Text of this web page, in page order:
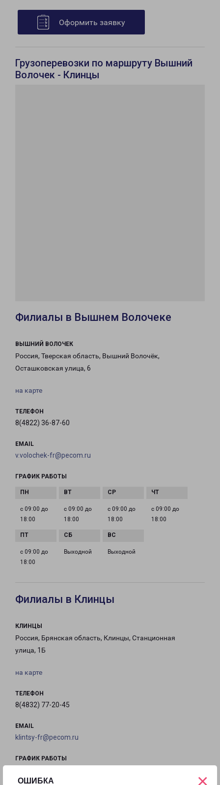
ОШИБКА
Оформить заявку
Грузоперевозки по маршруту Вышний
Волочек - Клинцы
Филиалы в Вышнем Волочеке
ВЫШНИЙ ВОЛОЧЕК
Россия, Тверская область, Вышний Волочёк,
Осташковская улица, 6
на карте
ТЕЛЕФОН
8(4822) 36-87-60
EMAIL
v.volochek-fr@pecom.ru
ГРАФИК РАБОТЫ
с 09:00 до
18:00
с 09:00 до
18:00
с 09:00 до
18:00
с 09:00 до
18:00
с 09:00 до
18:00
Выходной Выходной
Филиалы в Клинцы
КЛИНЦЫ
Россия, Брянская область, Клинцы, Станционная
улица, 1Б
на карте
ТЕЛЕФОН
8(4832) 77-20-45
EMAIL
klintsy-fr@pecom.ru
ГРАФИК РАБОТЫ